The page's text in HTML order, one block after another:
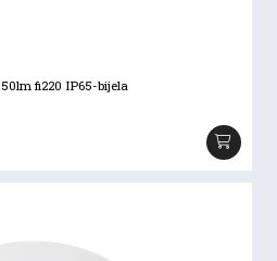
fi220 IP65-bijela